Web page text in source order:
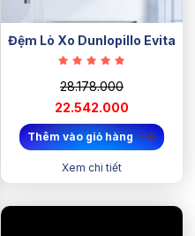
Đệm Lò Xo Dunlopillo Evita
28.178.000
22.542.000
Thêm vào giỏ hàng
Xem chi tiết